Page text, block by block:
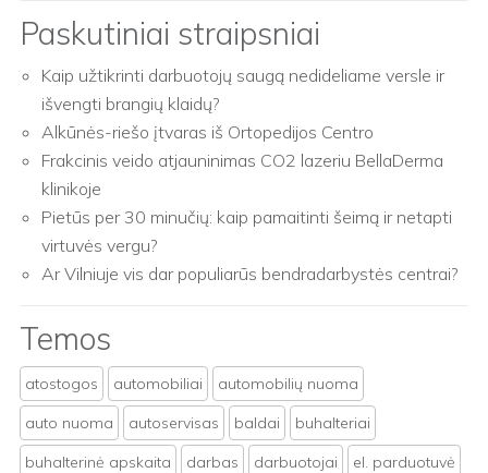
Paskutiniai straipsniai
Kaip užtikrinti darbuotojų saugą nedideliame versle ir
išvengti brangių klaidų?
Alkūnės-riešo įtvaras iš Ortopedijos Centro
Frakcinis veido atjauninimas CO2 lazeriu BellaDerma
klinikoje
Pietūs per 30 minučių: kaip pamaitinti šeimą ir netapti
virtuvės vergu?
Ar Vilniuje vis dar populiarūs bendradarbystės centrai?
Temos
atostogos automobiliai
automobilių nuoma
auto nuoma
autoservisas baldai
buhalteriai
buhalterinė apskaita
darbas darbuotojai
el. parduotuvė